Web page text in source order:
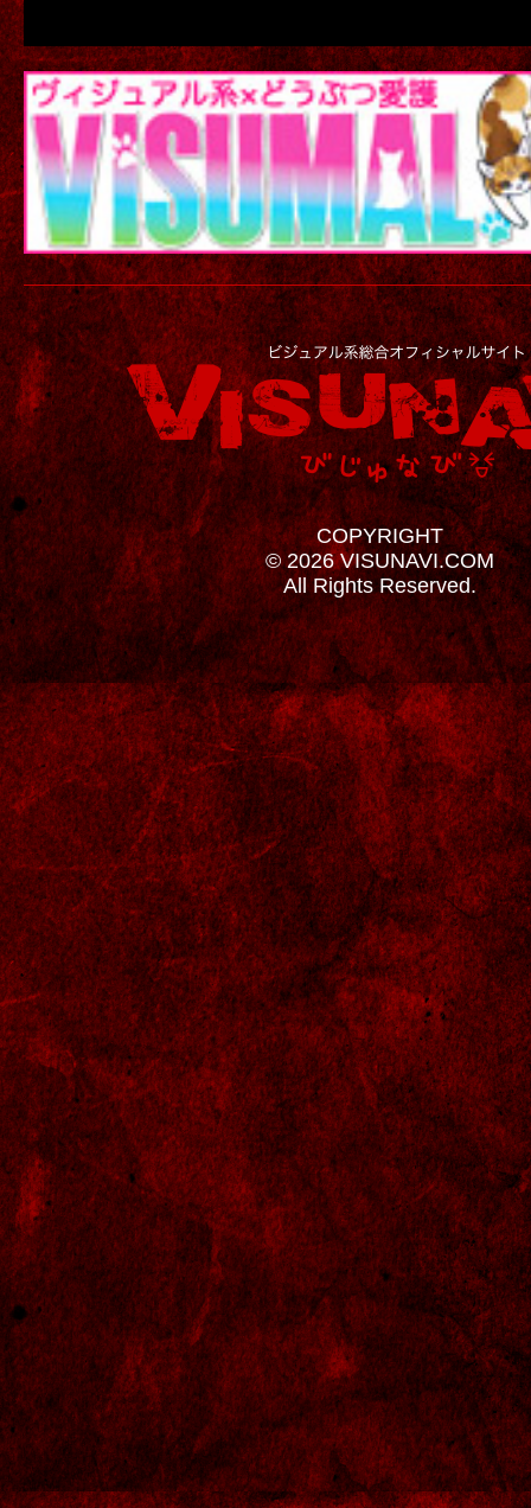
COPYRIGHT
© 2026 VISUNAVI.COM
All Rights Reserved.